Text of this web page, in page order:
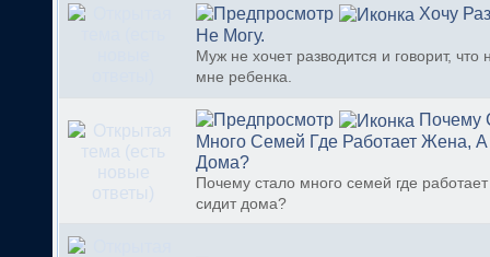
Хочу
Не Могу.
Муж не хочет разводится и говорит, что
мне ребенка.
Почему
Много Семей Где Работает Жена,
Дома?
Почему стало много семей где
сидит дома?